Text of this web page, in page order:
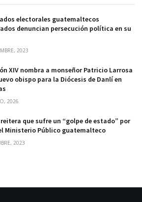
electorales guatemaltecos
denuncian persecución política en su
2023
XIV nombra a monseñor Patricio Larrosa
obispo para la Diócesis de Danlí en
2026
que sufre un “golpe de estado” por
Ministerio Público guatemalteco
2023